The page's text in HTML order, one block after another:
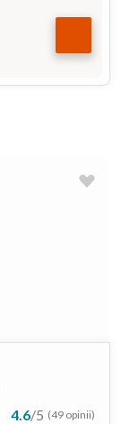
4.6/5 (49 opinii)